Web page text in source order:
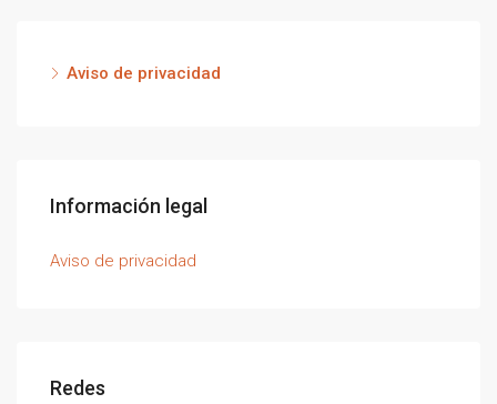
Aviso de privacidad
Información legal
Aviso de privacidad
Redes